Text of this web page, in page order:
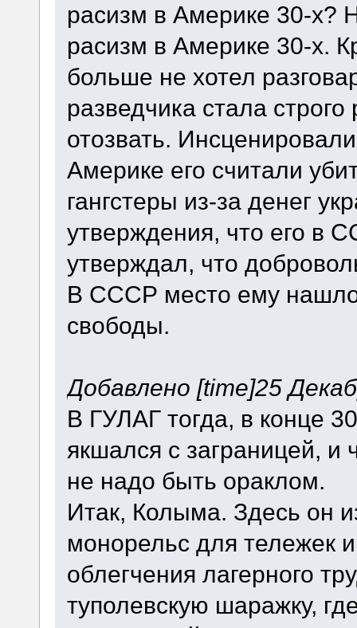
расизм в Америке 30-х?
расизм в Америке 30-х.
больше не хотел
разведчика стала
отозвать.
Америке его считали
гангстеры из-за денег
утверждения, что его в
утверждал, что
В СССР место ему
свободы.
Добавлено [time]25
В ГУЛАГ тогда, в конце
якшался с заграницей, и
не надо быть ораклом.
Итак, Колыма. Здесь он
монорельс для тележек
облегчения лагерного
туполевскую шаражку,